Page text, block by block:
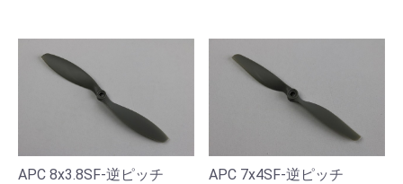
APC 8x3.8SF-逆ピッチ
APC 7x4SF-逆ピッチ